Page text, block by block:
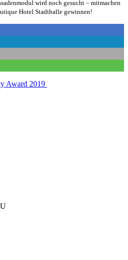
wird noch gesucht – mitmachen
Hotel Stadthalle gewinnen!
Award 2019